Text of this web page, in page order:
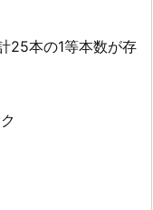
25本の1等本数が存